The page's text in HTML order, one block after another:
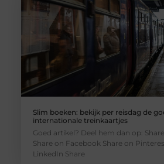
Slim boeken: bekijk per reisdag de
internationale treinkaartjes
Goed artikel? Deel hem dan op:
Share on Facebook Share on
LinkedIn Share